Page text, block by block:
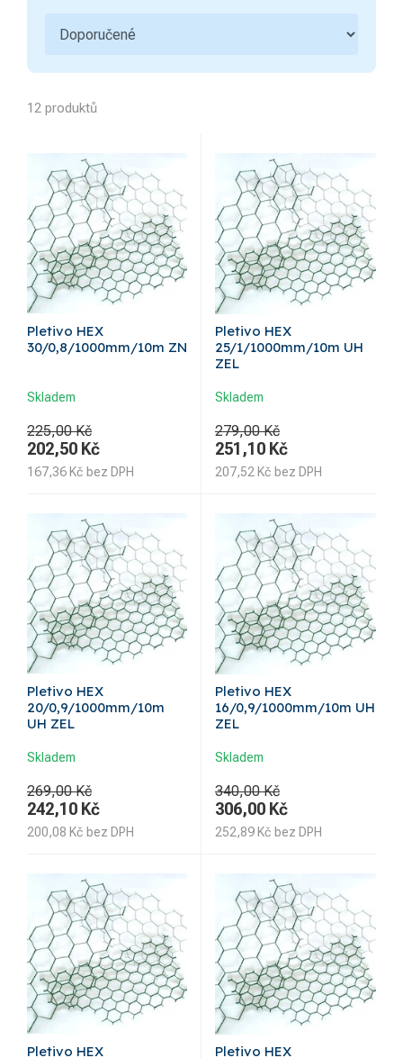
12 produktů
Pletivo HEX
30/0,8/1000mm/10m ZN
Skladem
225,00 Kč
202,50 Kč
167,36 Kč bez DPH
Pletivo HEX
25/1/1000mm/10m UH
ZEL
Skladem
279,00 Kč
251,10 Kč
207,52 Kč bez DPH
Pletivo HEX
20/0,9/1000mm/10m
UH ZEL
Skladem
269,00 Kč
242,10 Kč
200,08 Kč bez DPH
Pletivo HEX
16/0,9/1000mm/10m UH
ZEL
Skladem
340,00 Kč
306,00 Kč
252,89 Kč bez DPH
Pletivo HEX
Pletivo HEX